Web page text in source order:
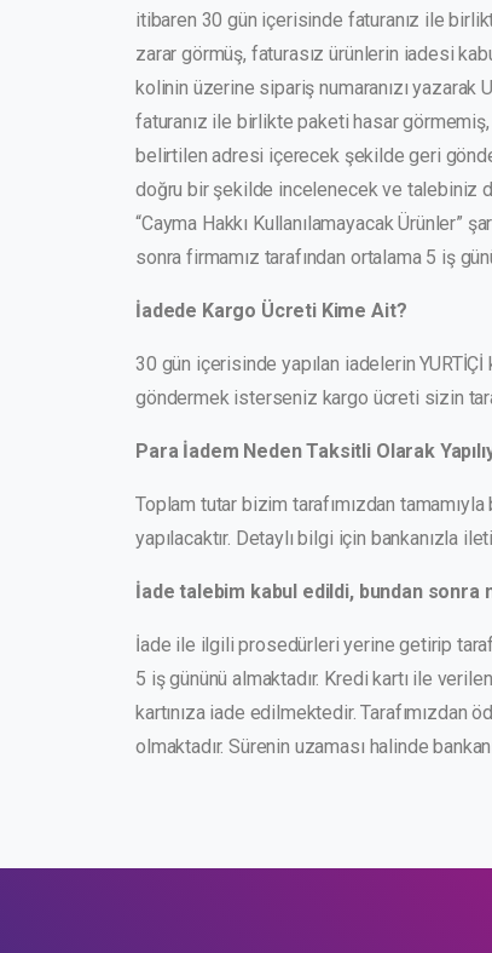
itibaren 30 gün içerisinde faturanız ile
zarar görmüş, faturasız ürünlerin iadesi
kolinin üzerine sipariş numaranızı
faturanız ile birlikte paketi hasar görmemiş,
belirtilen adresi içerecek şekilde geri
doğru bir şekilde incelenecek ve talebiniz
“Cayma Hakkı Kullanılamayacak Ürünler”
sonra firmamız tarafından ortalama 5 iş
İadede Kargo Ücreti Kime Ait?
30 gün içerisinde yapılan iadelerin
göndermek isterseniz kargo ücreti sizin
Para İadem Neden Taksitli Olarak
Toplam tutar bizim tarafımızdan
yapılacaktır. Detaylı bilgi için bankanızla
İade talebim kabul edildi, bundan sonra
İade ile ilgili prosedürleri yerine getirip
5 iş gününü almaktadır. Kredi kartı ile
kartınıza iade edilmektedir.
olmaktadır. Sürenin uzaması halinde